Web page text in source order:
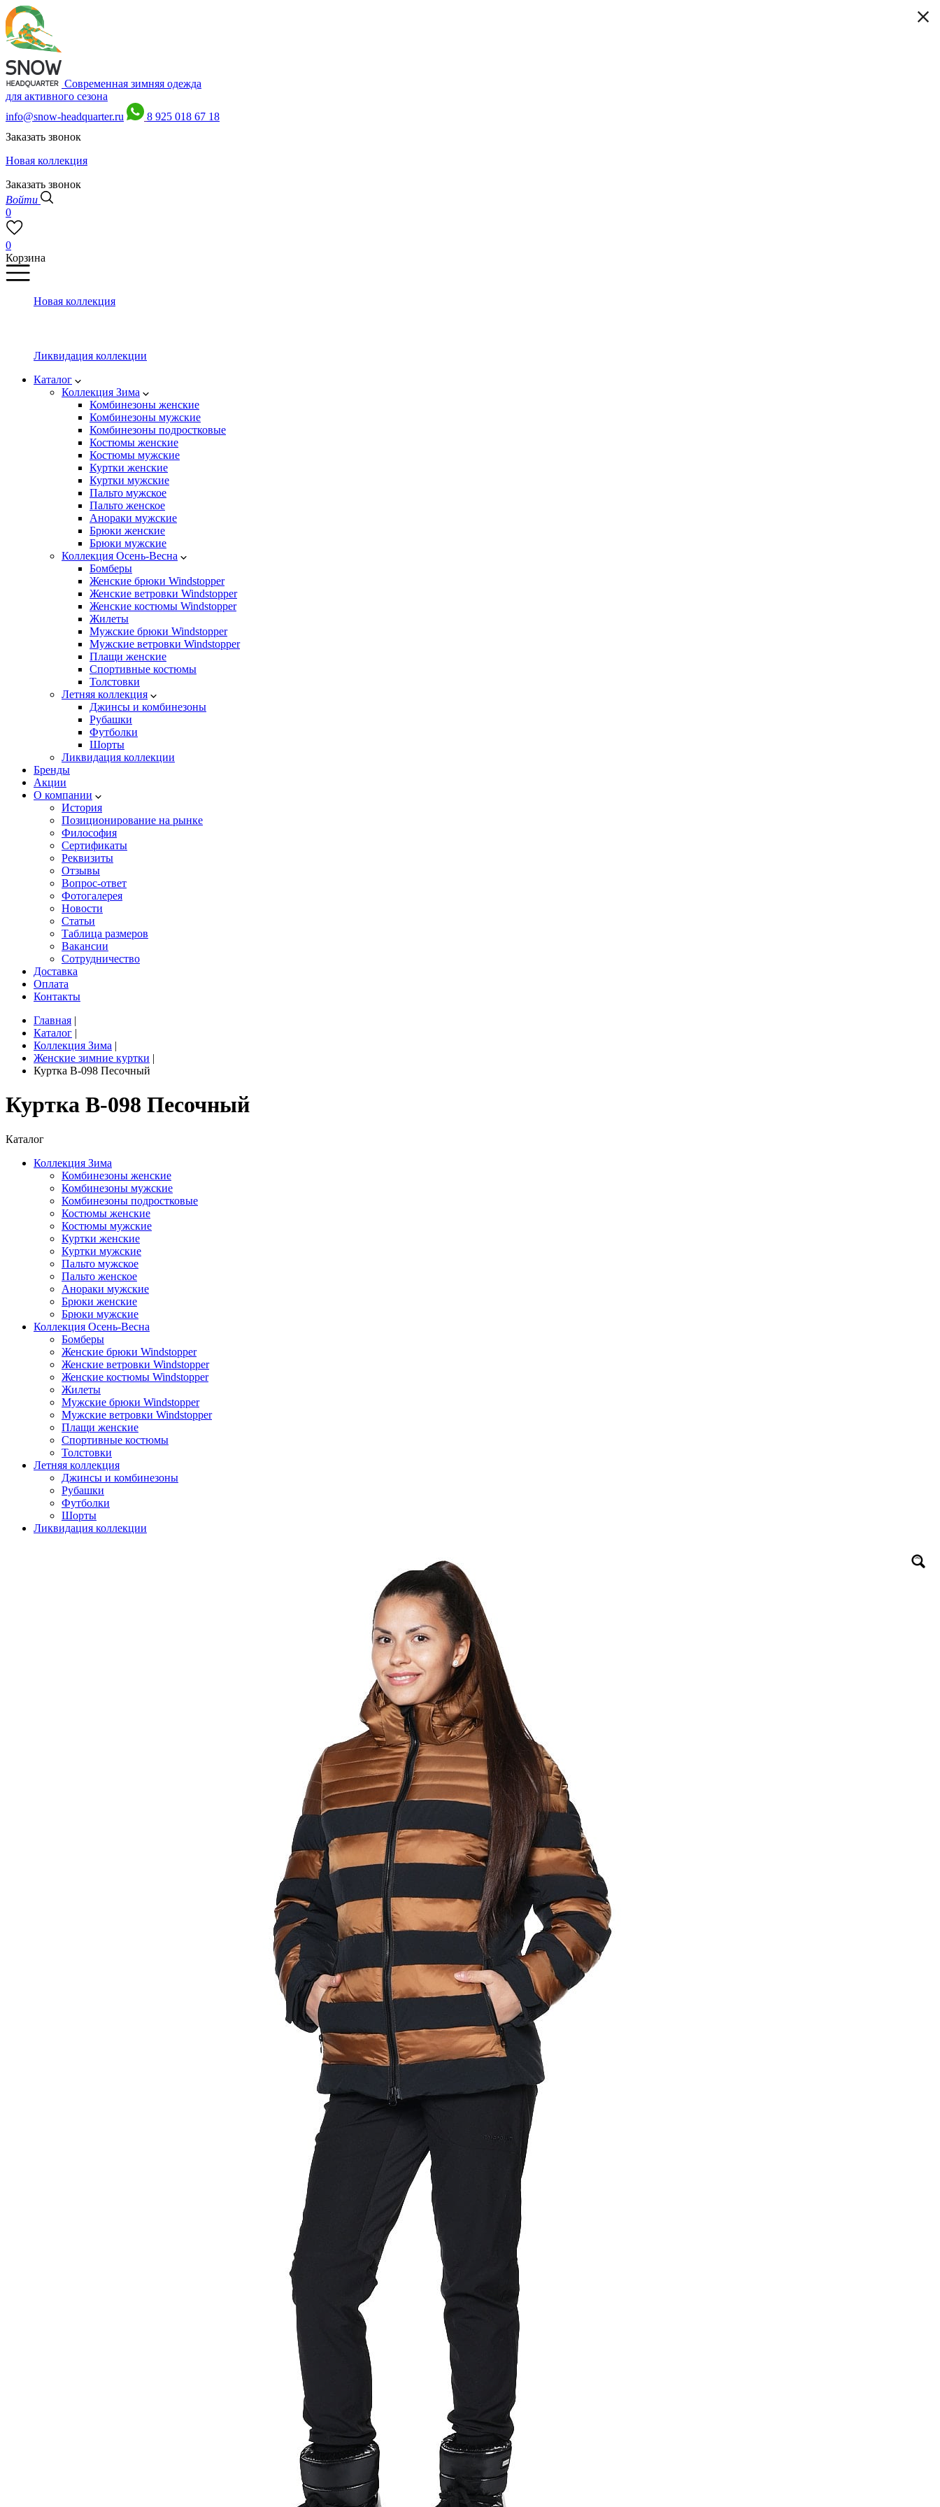
Современная зимняя одежда
для активного сезона
info@snow-headquarter.ru
8 925 018 67 18
Заказать звонок
Новая коллекция
Заказать звонок
Войти
0
0
Корзина
Новая коллекция
Ликвидация коллекции
Каталог
Коллекция Зима
Комбинезоны женские
Комбинезоны мужские
Комбинезоны подростковые
Костюмы женские
Костюмы мужские
Куртки женские
Куртки мужские
Пальто мужское
Пальто женское
Анораки мужские
Брюки женские
Брюки мужские
Коллекция Осень-Весна
Бомберы
Женские брюки Windstopper
Женские ветровки Windstopper
Женские костюмы Windstopper
Жилеты
Мужские брюки Windstopper
Мужские ветровки Windstopper
Плащи женские
Спортивные костюмы
Толстовки
Летняя коллекция
Джинсы и комбинезоны
Рубашки
Футболки
Шорты
Ликвидация коллекции
Бренды
Акции
О компании
История
Позиционирование на рынке
Философия
Сертификаты
Реквизиты
Отзывы
Вопрос-ответ
Фотогалерея
Новости
Статьи
Таблица размеров
Вакансии
Сотрудничество
Доставка
Оплата
Контакты
Главная |
Каталог |
Коллекция Зима |
Женские зимние куртки |
Куртка B-098 Песочный
Куртка B-098 Песочный
Каталог
Коллекция Зима
Комбинезоны женские
Комбинезоны мужские
Комбинезоны подростковые
Костюмы женские
Костюмы мужские
Куртки женские
Куртки мужские
Пальто мужское
Пальто женское
Анораки мужские
Брюки женские
Брюки мужские
Коллекция Осень-Весна
Бомберы
Женские брюки Windstopper
Женские ветровки Windstopper
Женские костюмы Windstopper
Жилеты
Мужские брюки Windstopper
Мужские ветровки Windstopper
Плащи женские
Спортивные костюмы
Толстовки
Летняя коллекция
Джинсы и комбинезоны
Рубашки
Футболки
Шорты
Ликвидация коллекции